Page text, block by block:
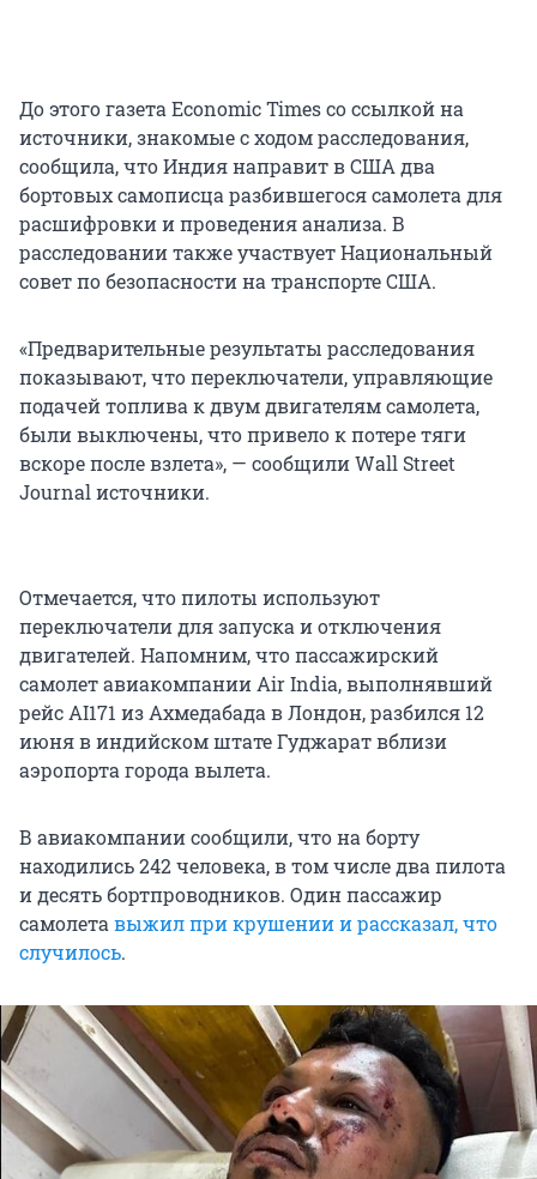
До этого газета Economic Times со ссылкой на
источники, знакомые с ходом расследования,
сообщила, что Индия направит в США два
бортовых самописца разбившегося самолета для
расшифровки и проведения анализа. В
расследовании также участвует Национальный
совет по безопасности на транспорте США.
«Предварительные результаты расследования
показывают, что переключатели, управляющие
подачей топлива к двум двигателям самолета,
были выключены, что привело к потере тяги
вскоре после взлета», — сообщили Wall Street
Journal источники.
Отмечается, что пилоты используют
переключатели для запуска и отключения
двигателей. Напомним, что пассажирский
самолет авиакомпании Air India, выполнявший
рейс AI171 из Ахмедабада в Лондон, разбился 12
июня в индийском штате Гуджарат вблизи
аэропорта города вылета.
В авиакомпании сообщили, что на борту
находились 242 человека, в том числе два пилота
и десять бортпроводников. Один пассажир
самолетавыжил при крушении и рассказал, что
случилось.